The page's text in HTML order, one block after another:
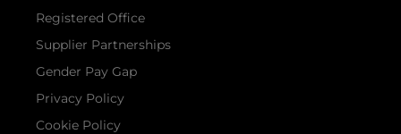
Registered Office
Supplier Partnerships
Gender Pay Gap
Privacy Policy
Cookie Policy